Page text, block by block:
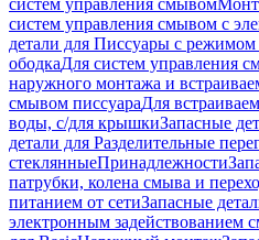
систем управления смывом
систем управления смывом с
детали для Писсуары с
ободкаДля систем управления
наружного монтажа и
смывом писсуараДля
воды, с/для крышкиЗапасные
детали для Разделительные
стеклянныеПринадлежности
патрубки, колена смыва и
питанием от сетиЗапасные
электронным задействованием